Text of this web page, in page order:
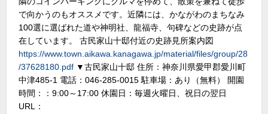
で向かうのもオススメです。近隣には、かながわのまちなみ
100選に選ばれた道や神明社、龍福寺、句碑などの史跡が点
在しています。 古民家山十邸付近の史跡見所案内図
https://www.town.aikawa.kanagawa.jp/material/files/group/28
/37628180.pdf ▼古民家山十邸 住所：神奈川県愛甲郡愛川町
中津485-1 電話：046-285-0015 駐車場：あり（無料） 開園
時間：：9:00～17:00 休園日：毎週火曜日、祝日の翌日
URL：